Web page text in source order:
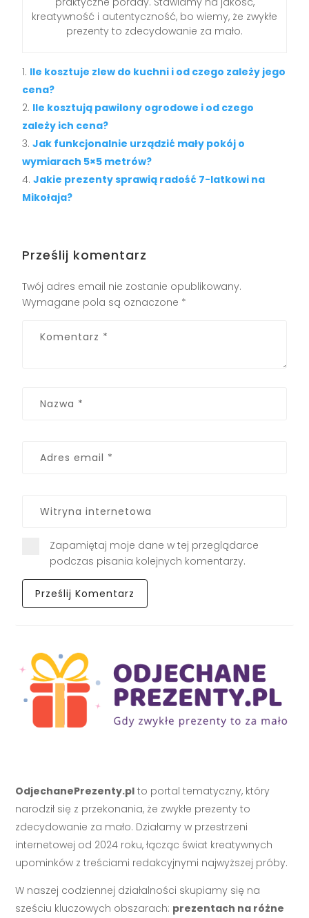
kreatywność i autentyczność, bo wiemy, że zwykłe
prezenty to zdecydowanie za mało.
Ile kosztuje zlew do kuchni i od czego zależy jego
cena?
Ile kosztują pawilony ogrodowe i od czego
zależy ich cena?
Jak funkcjonalnie urządzić mały pokój o
wymiarach 5×5 metrów?
Jakie prezenty sprawią radość 7-latkowi na
Mikołaja?
Prześlij komentarz
Twój adres email nie zostanie opublikowany.
Wymagane pola są oznaczone *
Zapamiętaj moje dane w tej przeglądarce
podczas pisania kolejnych komentarzy.
OdjechanePrezenty.pl to portal tematyczny, który
narodził się z przekonania, że zwykłe prezenty to
zdecydowanie za mało. Działamy w przestrzeni
internetowej od 2024 roku, łącząc świat kreatywnych
upominków z treściami redakcyjnymi najwyższej próby.
W naszej codziennej działalności skupiamy się na
sześciu kluczowych obszarach: prezentach na różne